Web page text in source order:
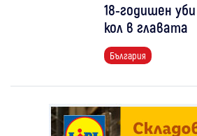
18-годишен
кол в главата
България